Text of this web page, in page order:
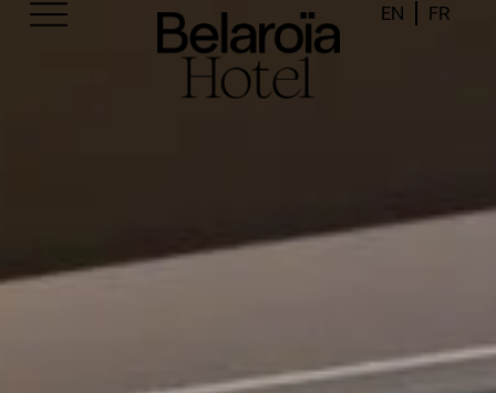
EN FR